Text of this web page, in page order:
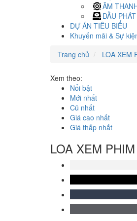
ÂM
ĐẦU
DỰ ÁN TIÊU BIỂU
Khuyến mãi & Sự
Trang chủ
LOA XEM
Xem theo:
Nổi bật
Mới nhất
Cũ nhất
Giá cao nhất
Giá thấp nhất
LOA XEM